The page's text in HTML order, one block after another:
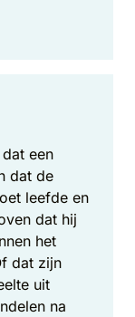
een
dat de
leefde en
dat hij
het
dat zijn
uit
na